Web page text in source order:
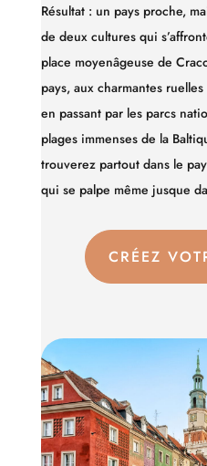
Résultat : un pays proche,
de deux cultures qui
place moyenâgeuse de
pays, aux charmantes
en passant par les parcs
plages immenses de la
trouverez partout dans le
qui se palpe même jusque
CRÉEZ